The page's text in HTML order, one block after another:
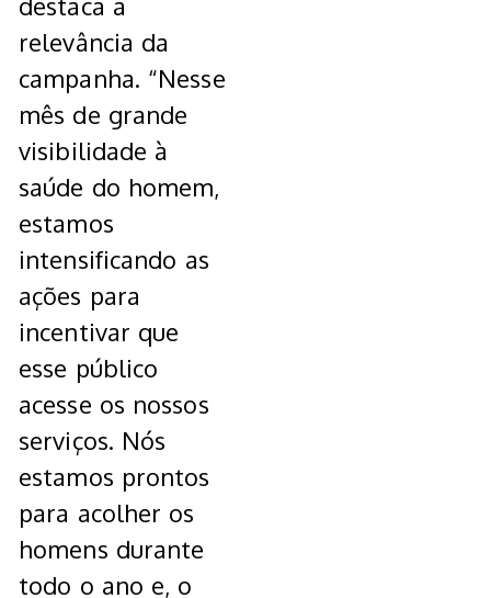
relevância da
campanha. “Nesse
mês de grande
visibilidade à
saúde do homem,
estamos
intensificando as
ações para
incentivar que
esse público
acesse os nossos
serviços. Nós
estamos prontos
para acolher os
homens durante
todo o ano e, o